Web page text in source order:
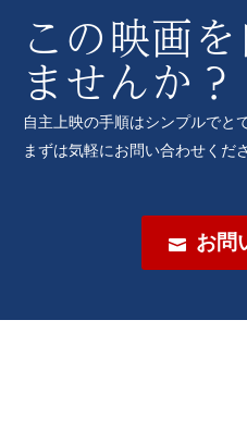
この映画
ませんか？
自主上映の手順はシンプルでと
まずは気軽にお問い合わせくださ
 お問